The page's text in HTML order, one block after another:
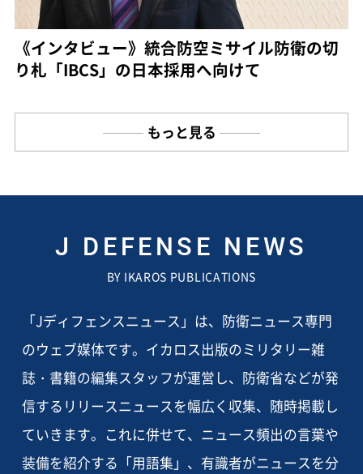
《インタビュー》統合防空ミサイル防衛の切
り札「IBCS」の日本採用へ向けて
もっと見る
J DEFENSE NEWS
BY IKAROS PUBLICATIONS
「Jディフェンスニュース」は、防衛ニュース専門
のウェブ媒体です。イカロス出版のミリタリー雑
誌・書籍の編集スタッフが運営し、防衛省などが発
信するリリースニュースを幅広く収集、随時掲載し
ていきます。これに併せて、ニュース頻出の言葉や
装備を紹介する「用語集」、有識者がニュースを分